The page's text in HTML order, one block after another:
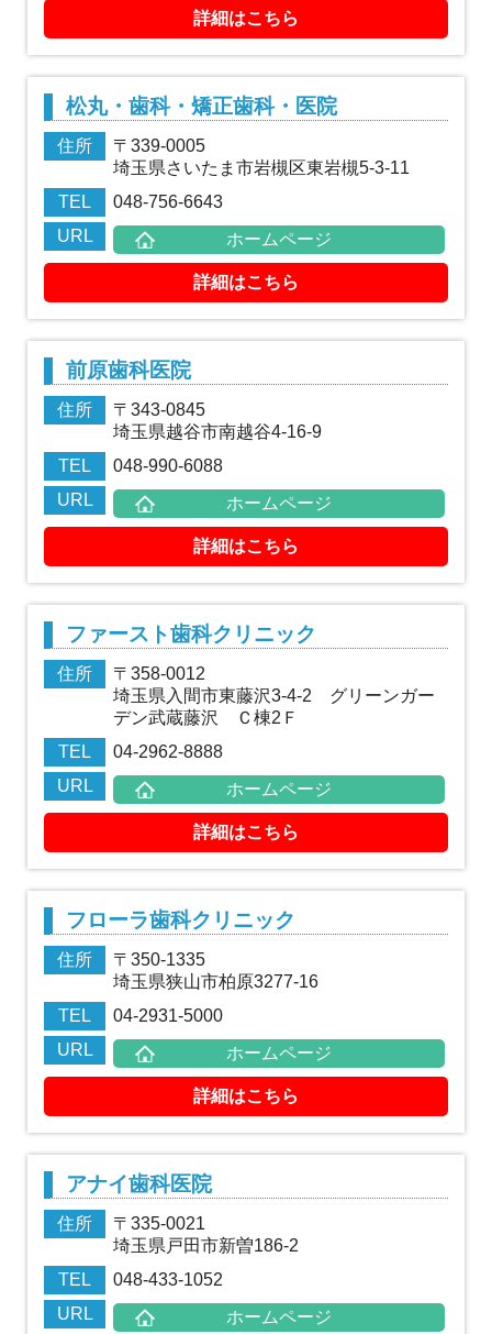
詳細はこちら
松丸・歯科・矯正歯科・医院
住所
〒339-0005
埼玉県さいたま市岩槻区東岩槻5-3-11
TEL
048-756-6643
URL
ホームページ
詳細はこちら
前原歯科医院
住所
〒343-0845
埼玉県越谷市南越谷4-16-9
TEL
048-990-6088
URL
ホームページ
詳細はこちら
ファースト歯科クリニック
住所
〒358-0012
埼玉県入間市東藤沢3-4-2 グリーンガー
デン武蔵藤沢 Ｃ棟2Ｆ
TEL
04-2962-8888
URL
ホームページ
詳細はこちら
フローラ歯科クリニック
住所
〒350-1335
埼玉県狭山市柏原3277-16
TEL
04-2931-5000
URL
ホームページ
詳細はこちら
アナイ歯科医院
住所
〒335-0021
埼玉県戸田市新曽186-2
TEL
048-433-1052
URL
ホームページ